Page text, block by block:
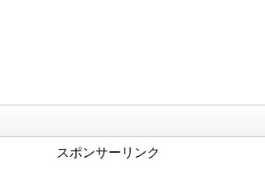
スポンサーリンク